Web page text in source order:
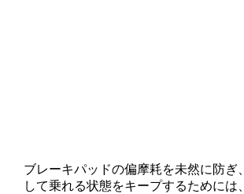
ブレーキパッドの偏摩耗を未然に防ぎ
して乗れる状態をキープするためには